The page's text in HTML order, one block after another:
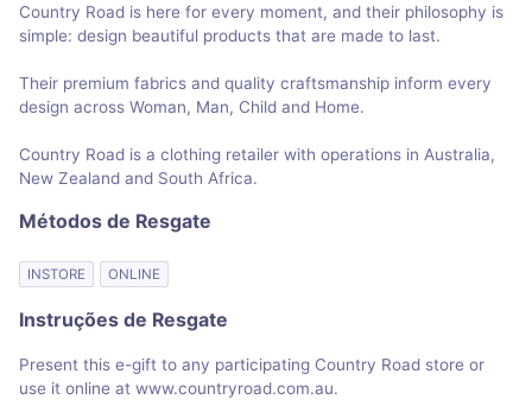
Country Road is here for every moment, and their philosophy is
simple: design beautiful products that are made to last.
Their premium fabrics and quality craftsmanship inform every
design across Woman, Man, Child and Home.
Country Road is a clothing retailer with operations in Australia,
New Zealand and South Africa.
Métodos de Resgate
INSTORE ONLINE
Instruções de Resgate
Present this e-gift to any participating Country Road store or
use it online at www.countryroad.com.au.